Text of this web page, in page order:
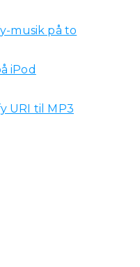
musik på to
iPod
URI til MP3